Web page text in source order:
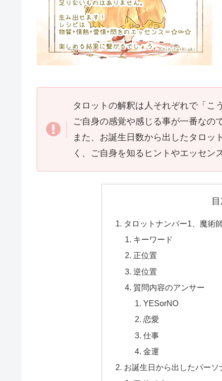
タロットの解釈は人それぞれで「こ
ご自身の感覚や感じる事が一番なの
また、お誕生日数から出したタロッ
く、ご自身を知るヒントやエッセン
タロットナンバー1、魔術
キーワード
正位置
逆位置
質問内容のアンサー
YESorNO
恋愛
仕事
金運
お誕生日から出したパー